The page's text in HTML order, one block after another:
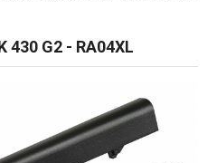
430 G2 - RA04XL